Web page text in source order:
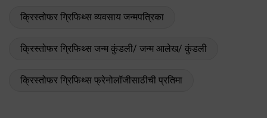
क्रिस्तोफर ग्रिफिथ्स व्यवसाय जन्मपत्रिका
क्रिस्तोफर ग्रिफिथ्स जन्म कुंडली/ जन्म आलेख/ कुंडली
क्रिस्तोफर ग्रिफिथ्स फ्रेनोलॉजीसाठीची प्रतिमा